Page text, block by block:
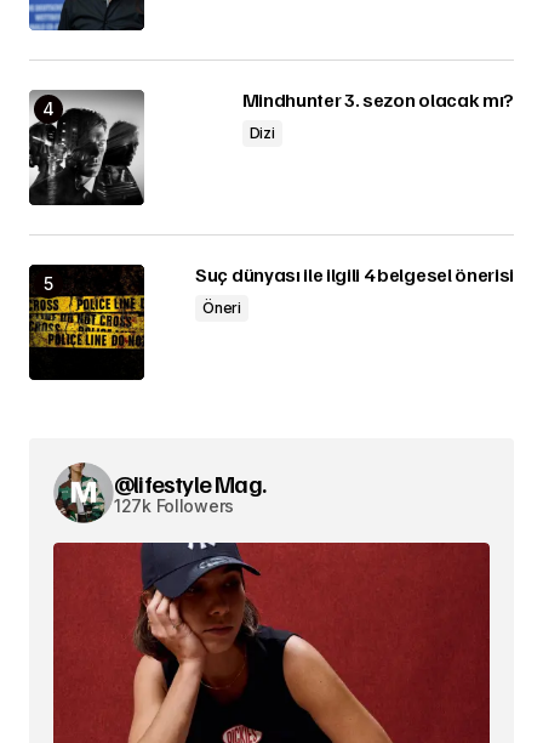
Mindhunter 3. sezon olacak mı?
Dizi
Suç dünyası ile ilgili 4 belgesel önerisi
Öneri
@lifestyle Mag.
127k Followers